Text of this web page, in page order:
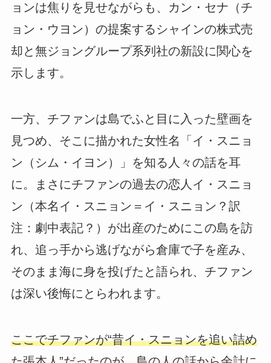
ョンは焦りを見せながらも、カン・セナ（チ
ョン・ウヨン）の提案するシャインの株式売
却と無ジョングループ系列社の新設に関心を
示します。
一方、チファンは島でふと目に入った壁画を
見つめ、そこに描かれた女性名「イ・スニョ
ン（シム・イヨン）」を知る人々の話を耳
に。まさにチファンの過去の恋人イ・スニョ
ン（本名イ・スニョン＝イ・スニョン？訳
注：劇中表記？）が出産のためにこの島を訪
れ、追っ手から逃げながら倉庫で子を産み、
そのまま海に身を投げたと語られ、チファン
は深い後悔にとらわれます。
ここでチファンが“昔イ・スニョンを追い詰め